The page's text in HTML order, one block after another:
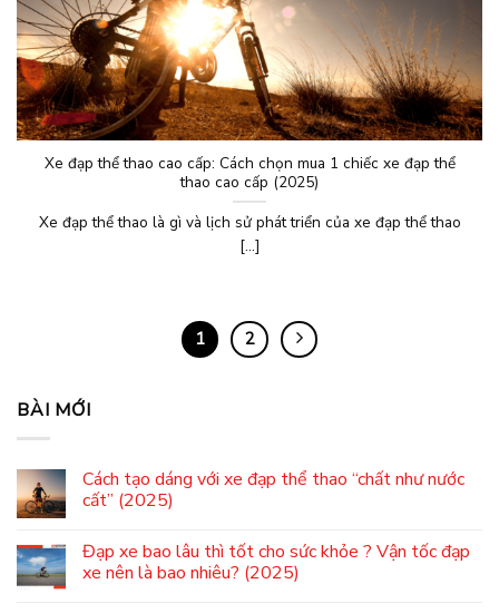
Xe đạp thể thao cao cấp: Cách chọn mua 1 chiếc xe đạp thể
thao cao cấp (2025)
Xe đạp thể thao là gì và lịch sử phát triển của xe đạp thể thao
[...]
1 2
BÀI MỚI
Cách tạo dáng với xe đạp thể thao “chất như nước
cất” (2025)
Đạp xe bao lâu thì tốt cho sức khỏe ? Vận tốc đạp
xe nên là bao nhiêu? (2025)